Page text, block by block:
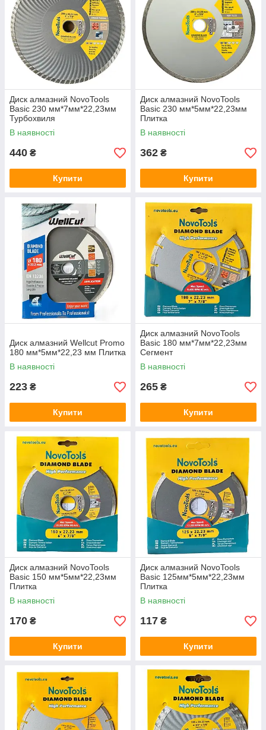
Диск алмазний NovoTools
Basic 230 мм*7мм*22,23мм
Турбохвиля
В наявності
440 ₴
Купити
Диск алмазний NovoTools
Basic 230 мм*5мм*22,23мм
Плитка
В наявності
362 ₴
Купити
Диск алмазний Wellcut Promo
180 мм*5мм*22,23 мм Плитка
В наявності
223 ₴
Купити
Диск алмазний NovoTools
Basic 180 мм*7мм*22,23мм
Сегмент
В наявності
265 ₴
Купити
Диск алмазний NovoTools
Basic 150 мм*5мм*22,23мм
Плитка
В наявності
170 ₴
Купити
Диск алмазний NovoTools
Basic 125мм*5мм*22,23мм
Плитка
В наявності
117 ₴
Купити